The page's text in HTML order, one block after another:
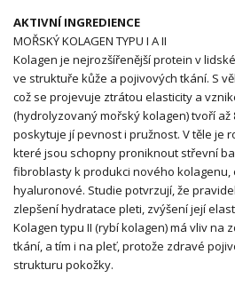
AKTIVNÍ INGREDIENCE
MOŘSKÝ KOLAGEN TYPU I A II
Kolagen je nejrozšířenější protein v
ve struktuře kůže a pojivových tkání. S
což se projevuje ztrátou elasticity a
(hydrolyzovaný mořský kolagen) tvoří až
poskytuje jí pevnost i pružnost. V těle je
které jsou schopny proniknout střevní
fibroblasty k produkci nového kolagenu,
hyaluronové. Studie potvrzují, že
zlepšení hydratace pleti, zvýšení její
Kolagen typu II (rybí kolagen) má vliv na
tkání, a tím i na pleť, protože zdravé
strukturu pokožky.